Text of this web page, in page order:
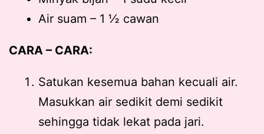
Air suam – 1 ½ cawan
CARA – CARA:
Satukan kesemua bahan kecuali air.
Masukkan air sedikit demi sedikit
sehingga tidak lekat pada jari.